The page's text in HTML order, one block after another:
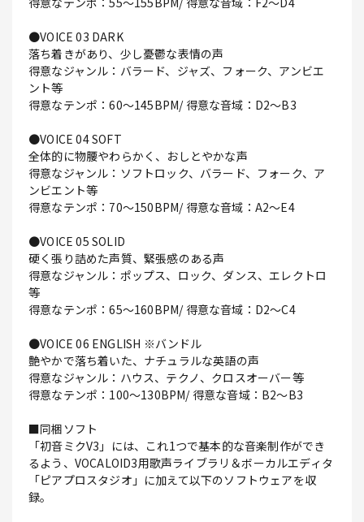
●VOICE 03 DARK
落ち着きがあり、少し憂鬱な表情の声
得意なジャンル：バラード、ジャズ、フォーク、アンビエ
ント等
得意なテンポ：60～145BPM/ 得意な音域：D2～B3
●VOICE 04 SOFT
全体的に物腰やわらかく、おしとやかな声
得意なジャンル：ソフトロック、バラード、フォーク、ア
ンビエント等
得意なテンポ：70～150BPM/ 得意な音域：A2～E4
●VOICE 05 SOLID
硬く張り詰めた声質、緊張感のある声
得意なジャンル：ポップス、ロック、ダンス、エレクトロ
等
得意なテンポ：65～160BPM/ 得意な音域：D2～C4
●VOICE 06 ENGLISH ※バンドル
艶やかで落ち着いた、ナチュラルな英語の声
得意なジャンル：ハウス、テクノ、クロスオーバー等
得意なテンポ：100～130BPM/ 得意な音域：B2～B3
■同梱ソフト
「初音ミクV3」には、これ1つで基本的な音楽制作ができ
るよう、VOCALOID3用歌声ライブラリ＆ボーカルエディタ
「ピアプロスタジオ」に加えて以下のソフトウェアを収
録。